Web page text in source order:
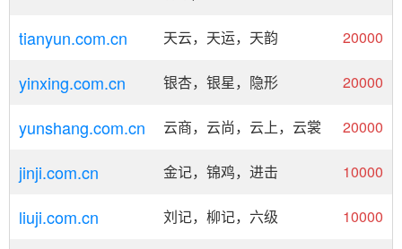
tianyun.com.cn 天云，天运，天韵 20000
yinxing.com.cn 银杏，银星，隐形 20000
yunshang.com.cn 云商，云尚，云上，云裳 20000
jinji.com.cn 金记，锦鸡，进击 10000
liuji.com.cn 刘记，柳记，六级 10000